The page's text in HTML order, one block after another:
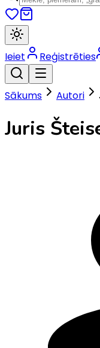
Ieiet Reģistrēties
Sākums Autori
Juris